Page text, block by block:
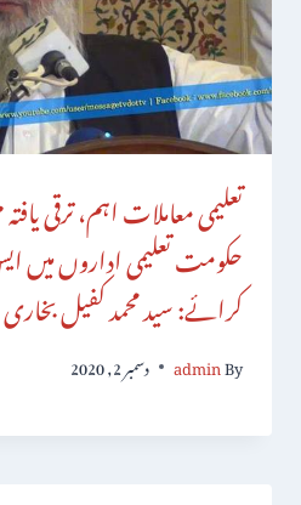
تعلیمی معاملات اہم، ترقی
حکومت تعلیمی اداروں میں
کرائے: سید محمد کفیل بخاری
By
admin دسمبر 2, 2020